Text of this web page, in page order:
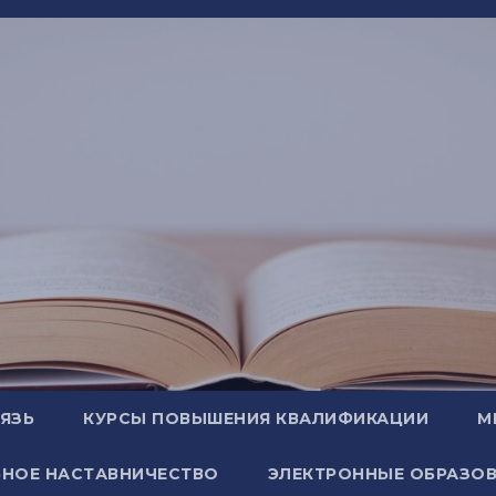
КУРСЫ ПОВЫШЕНИЯ КВАЛИФИКАЦИИ
НАСТАВНИЧЕСТВО ЭЛЕКТРОННЫЕ